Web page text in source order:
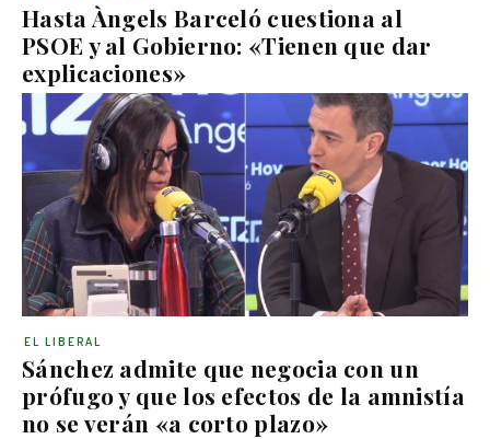
Hasta Àngels Barceló cuestiona al
PSOE y al Gobierno: «Tienen que dar
explicaciones»
Sánchez admite que negocia con un
prófugo y que los efectos de la amnistía
no se verán «a corto plazo»
EL LIBERAL